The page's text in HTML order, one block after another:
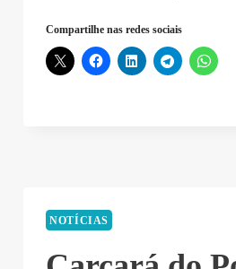
Compartilhe nas redes sociais
NOTÍCIAS